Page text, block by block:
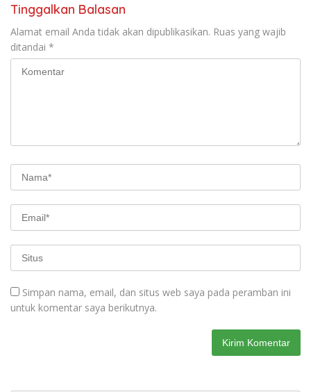
Tinggalkan Balasan
Alamat email Anda tidak akan dipublikasikan. Ruas yang wajib
ditandai *
Simpan nama, email, dan situs web saya pada peramban ini
untuk komentar saya berikutnya.